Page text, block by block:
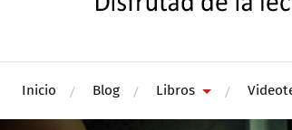
Inicio Blog Libros